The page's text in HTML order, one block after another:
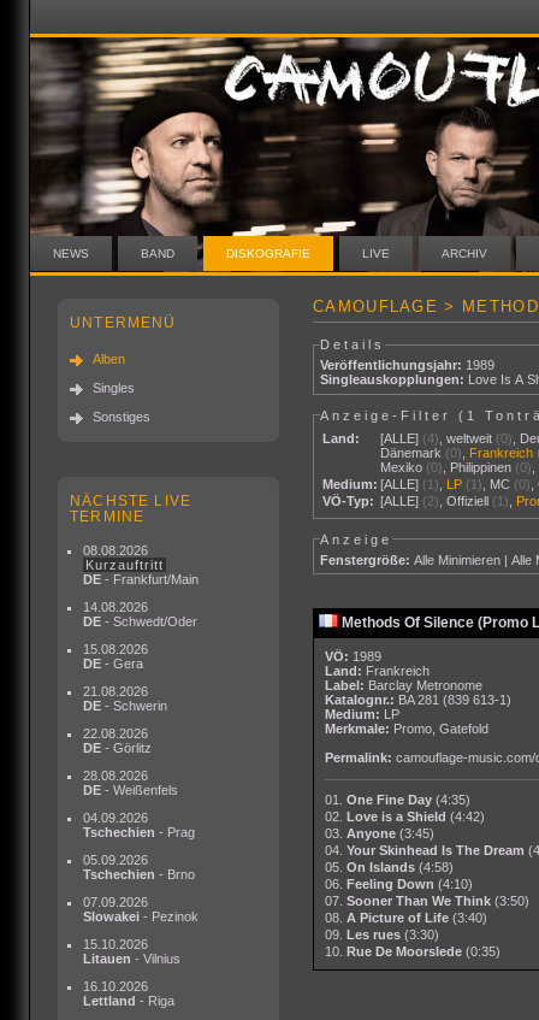
NEWS BAND DISKOGRAFIE LIVE ARCHIV
UNTERMENÜ
Alben
Singles
Sonstiges
NÄCHSTE LIVE
TERMINE
08.08.2026
Kurzauftritt
DE - Frankfurt/Main
14.08.2026
DE - Schwedt/Oder
15.08.2026
DE - Gera
21.08.2026
DE - Schwerin
22.08.2026
DE - Görlitz
28.08.2026
DE - Weißenfels
04.09.2026
Tschechien - Prag
05.09.2026
Tschechien - Brno
07.09.2026
Slowakei - Pezinok
15.10.2026
Litauen - Vilnius
16.10.2026
Lettland - Riga
CAMOUFLAGE >
Details
Veröffentlichungsjahr: 1989
Singleauskopplungen: Love Is A
Anzeige-Filter ( 1
Land:
[ALLE] (4) ,weltweit (0)
Dänemark (0) Frankreich
Mexiko (0) Philippinen (0)
Medium: [ALLE] (1) LP (1) MC (0) ,
VÖ-Typ: [ALLE] (2) ,Offiziell (1)
Anzeige
Fenstergröße: Alle Minimieren |Alle
Methods Of Silence (Promo
VÖ: 1989
Land: Frankreich
Label: Barclay Metronome
Katalognr.: BA 281 (839 613-1)
Medium: LP
Merkmale: Promo, Gatefold
Permalink: camouflage-music.com/
01. One Fine Day (4:35)
02.
Love is a Shield (4:42)
03. Anyone (3:45)
04. Your Skinhead Is The Dream
05. On Islands (4:58)
06.
Feeling Down (4:10)
07. Sooner Than We Think (3:50)
08. A Picture of Life (3:40)
09.
Les rues (3:30)
10.
Rue De Moorslede (0:35)